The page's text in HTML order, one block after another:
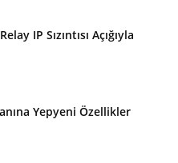
IP Sızıntısı Açığıyla
Yepyeni Özellikler